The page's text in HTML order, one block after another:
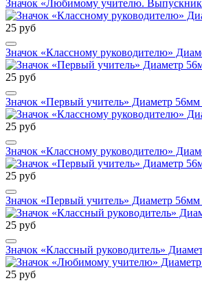
Значок «Любимому учителю.
25 руб
Значок «Классному руководителю»
25 руб
Значок «Первый учитель» Диаметр 56мм
25 руб
Значок «Классному руководителю»
25 руб
Значок «Первый учитель» Диаметр 56мм
25 руб
Значок «Классный руководитель»
25 руб